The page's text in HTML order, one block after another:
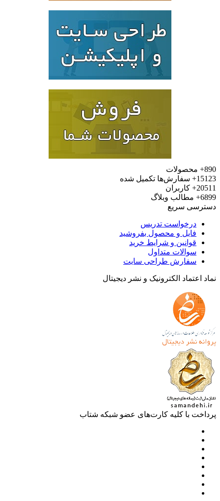
محصولات
سفارش‌ها تکمیل شده
کاربران
مطالب وبلاگ
سریع
درخواست تدریس
فایل و محصول بفروشید
قوانین و شرایط خرید
سوالات متداول
سفارش طراحی سایت
اعتماد الکترونیک و نشر دیجیتال
با کلیه کارت‌های عضو شبکه شتاب